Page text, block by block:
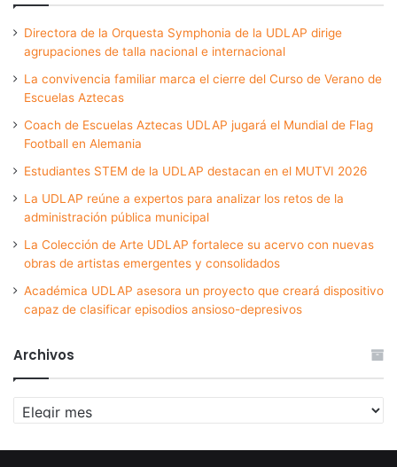
Directora de la Orquesta Symphonia de la UDLAP dirige
agrupaciones de talla nacional e internacional
La convivencia familiar marca el cierre del Curso de Verano de
Escuelas Aztecas
Coach de Escuelas Aztecas UDLAP jugará el Mundial de Flag
Football en Alemania
Estudiantes STEM de la UDLAP destacan en el MUTVI 2026
La UDLAP reúne a expertos para analizar los retos de la
administración pública municipal
La Colección de Arte UDLAP fortalece su acervo con nuevas
obras de artistas emergentes y consolidados
Académica UDLAP asesora un proyecto que creará dispositivo
capaz de clasificar episodios ansioso-depresivos
Archivos
Archivos